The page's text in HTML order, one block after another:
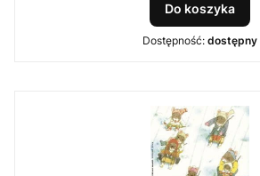
Do koszyka
Dostępność: dostępny